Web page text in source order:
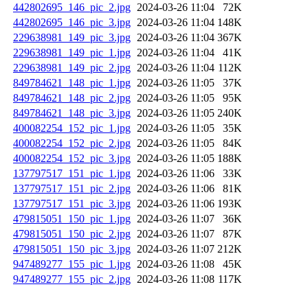
442802695_146_pic_2.jpg 2024-03-26 11:04
72K
442802695_146_pic_3.jpg 2024-03-26 11:04 148K
229638981_149_pic_3.jpg 2024-03-26 11:04 367K
229638981_149_pic_1.jpg 2024-03-26 11:04
41K
229638981_149_pic_2.jpg 2024-03-26 11:04 112K
849784621_148_pic_1.jpg 2024-03-26 11:05
37K
849784621_148_pic_2.jpg 2024-03-26 11:05
95K
849784621_148_pic_3.jpg 2024-03-26 11:05 240K
400082254_152_pic_1.jpg 2024-03-26 11:05
35K
400082254_152_pic_2.jpg 2024-03-26 11:05
84K
400082254_152_pic_3.jpg 2024-03-26 11:05 188K
137797517_151_pic_1.jpg 2024-03-26 11:06
33K
137797517_151_pic_2.jpg 2024-03-26 11:06
81K
137797517_151_pic_3.jpg 2024-03-26 11:06 193K
479815051_150_pic_1.jpg 2024-03-26 11:07
36K
479815051_150_pic_2.jpg 2024-03-26 11:07
87K
479815051_150_pic_3.jpg 2024-03-26 11:07 212K
947489277_155_pic_1.jpg 2024-03-26 11:08
45K
947489277_155_pic_2.jpg 2024-03-26 11:08 117K